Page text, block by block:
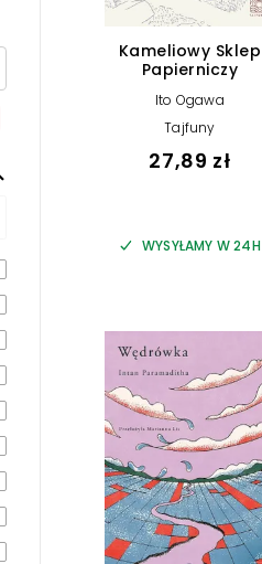
Kameliowy Sklep
Papierniczy
Ito Ogawa
Tajfuny
27,89 zł
WYSYŁAMY W 24H